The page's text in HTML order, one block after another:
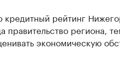
кредитный рейтинг
правительство региона,
экономическую